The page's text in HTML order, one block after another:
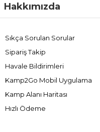
Hakkımızda
Sıkça Sorulan Sorular
Sipariş Takip
Havale Bildirimleri
Kamp2Go Mobil Uygulama
Kamp Alanı Haritası
Hızlı Ödeme